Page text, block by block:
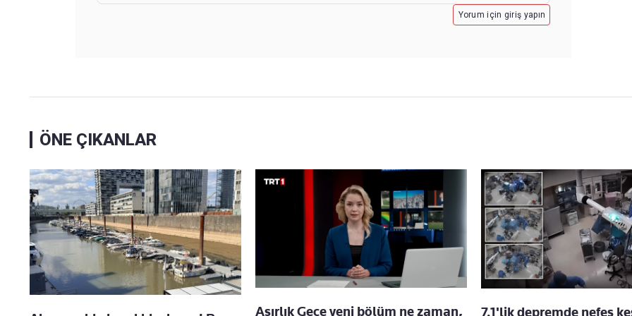
Yorum için giriş yapın
ÖNE ÇIKANLAR
Asırlık Gece yeni bölüm ne zaman, 7.1'lik depremde nefes